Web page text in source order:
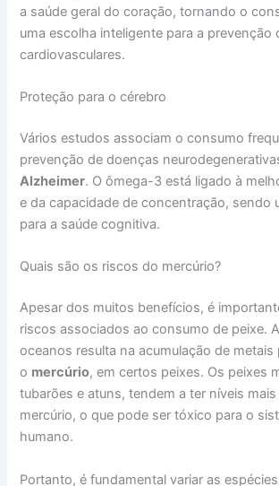
a saúde geral do coração, tornando o
uma escolha inteligente para a prevenção
cardiovasculares.
Proteção para o cérebro
Vários estudos associam o consumo
prevenção de doenças
Alzheimer. O ômega-3 está ligado à
e da capacidade de concentração, sendo
para a saúde cognitiva.
Quais são os riscos do mercúrio?
Apesar dos muitos benefícios, é
riscos associados ao consumo de peixe.
oceanos resulta na acumulação de
o mercúrio, em certos peixes. Os peixes
tubarões e atuns, tendem a ter níveis
mercúrio, o que pode ser tóxico para o
humano.
Portanto, é fundamental variar as